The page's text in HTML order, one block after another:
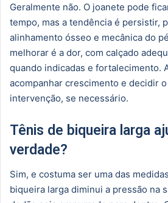
Geralmente não. O joanete pode
tempo, mas a tendência é persistir,
alinhamento ósseo e mecânica do
melhorar é a dor, com calçado
quando indicadas e fortalecimento.
acompanhar crescimento e decidir
intervenção, se necessário.
Tênis de biqueira larga
verdade?
Sim, e costuma ser uma das
biqueira larga diminui a pressão na